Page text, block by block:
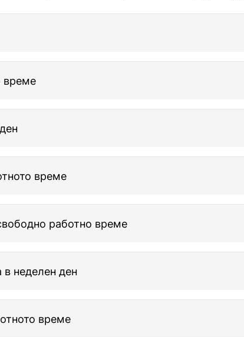
време
време
работно време
неделен ден
време